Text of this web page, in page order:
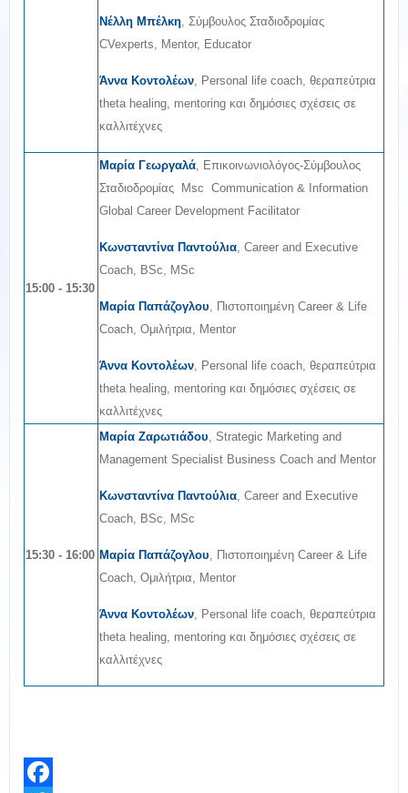
Νέλλη Μπέλκη, Σύμβουλος Σταδιοδρομίας
CVexperts, Mentor, Educator
Άννα Κοντολέων, Personal life coach, θεραπεύτρια
theta healing, mentoring και δημόσιες σχέσεις σε
καλλιτέχνες
15:00 - 15:30
Mαρία Γεωργαλά, Επικοινωνιολόγος-Σύμβουλος
Σταδιοδρομίας Msc Communication & Information
Global Career Development Facilitator
Κωνσταντίνα Παντούλια, Career and Executive
Coach, BSc, MSc
Μαρία Παπάζογλου, Πιστοποιημένη Career & Life
Coach, Ομιλήτρια, Mentor
Άννα Κοντολέων, Personal life coach, θεραπεύτρια
theta healing, mentoring και δημόσιες σχέσεις σε
καλλιτέχνες
15:30 - 16:00
Μαρία Ζαρωτιάδου, Strategic Marketing and
Management Specialist Business Coach and Mentor
Κωνσταντίνα Παντούλια, Career and Executive
Coach, BSc, MSc
Μαρία Παπάζογλου, Πιστοποιημένη Career & Life
Coach, Ομιλήτρια, Mentor
Άννα Κοντολέων, Personal life coach, θεραπεύτρια
theta healing, mentoring και δημόσιες σχέσεις σε
καλλιτέχνες